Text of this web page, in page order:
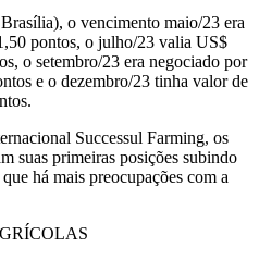
o vencimento maio/23 era
pontos, o julho/23 valia US$
o setembro/23 era negociado por
e o dezembro/23 tinha valor de
Successul Farming, os
suas primeiras posições subindo
há mais preocupações com a